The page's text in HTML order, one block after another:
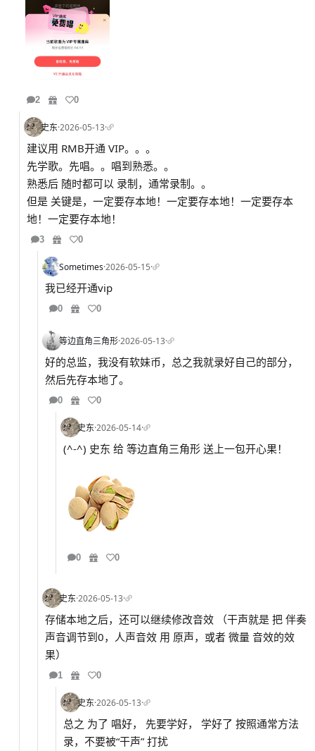
2 0
史东·2026-05-13·
建议用 RMB开通 VIP。。。
先学歌。先唱。。唱到熟悉。。
熟悉后 随时都可以 录制，通常录制。。
但是 关键是，一定要存本地！一定要存本地！一定要存本
地！一定要存本地！
3 0
Sometimes·2026-05-15·
我已经开通vip
0 0
等边直角三角形·2026-05-13·
好的总监，我没有软妹币，总之我就录好自己的部分，
然后先存本地了。
0 0
史东·2026-05-14·
(^-^) 史东 给 等边直角三角形 送上一包开心果！
0 0
史东·2026-05-13·
存储本地之后，还可以继续修改音效 （干声就是 把 伴奏
声音调节到0，人声音效 用 原声，或者 微量 音效的效
果）
1 0
史东·2026-05-13·
总之 为了 唱好， 先要学好， 学好了 按照通常方法
录，不要被“干声” 打扰